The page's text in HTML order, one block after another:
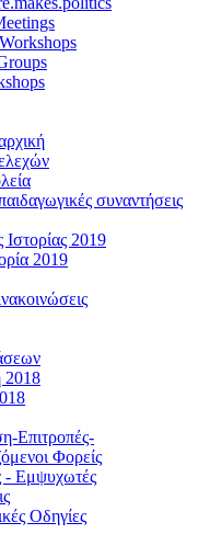
συναντήσεις
2019
2019
2018
Επιτροπές-
Φορείς
- Εμψυχωτές
Οδηγίες